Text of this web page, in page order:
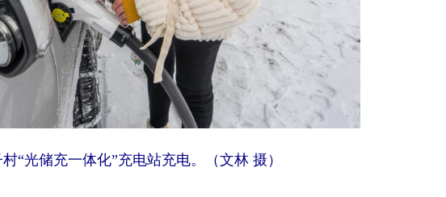
“光储充一体化”充电站充电。（文林 摄）